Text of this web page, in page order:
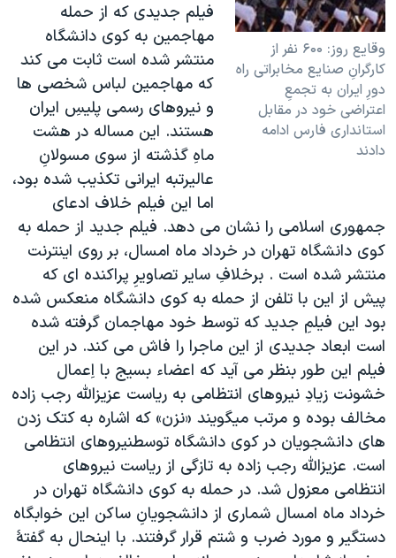
وقايع روز: ۶۰۰ نفر از
کارگرانِ صنايع مخابراتی راه
دورِ ايران به تجمعِ
اعتراضی خود در مقابل
استانداری فارس ادامه
دادند
فيلم جديدی که از حمله
مهاجمين به کوی دانشگاه
منتشر شده است ثابت می کند
که مهاجمين لباس شخصی ها
و نيروهای رسمی پليسِ ايران
هستند. اين مساله در هشت
ماهِ گذشته از سوی مسولانِ
عاليرتبه ايرانی تکذيب شده بود،
اما اين فيلم خلاف ادعای
جمهوری اسلامی را نشان می دهد. فيلم جديد از حمله به
کوی دانشگاه تهران در خرداد ماه امسال، بر روی اينترنت
منتشر شده است . برخلافِ ساير تصاويرِ پراکنده ای که
پيش از اين با تلفن از حمله به کوی دانشگاه منعکس شده
بود اين فيلمِ جديد که توسط خود مهاجمان گرفته شده
است ابعاد جديدی از اين ماجرا را فاش می کند. در اين
فيلم اين طور بنظر می آيد که اعضاء بسيج با اِعمال
خشونت زيادِ نيروهای انتظامی به رياست عزيزالله رجب زاده
مخالف بوده و مرتب میگويند «نزن» که اشاره به کتک زدن
های دانشجويان در کوی دانشگاه توسطنيروهای انتظامی
است. عزيزالله رجب زاده به تازگی از رياست نيروهای
انتظامی معزول شد. در حمله به کوی دانشگاه تهران در
خرداد ماه امسال شماری از دانشجويانِ ساکن اين خوابگاه
دستگير و مورد ضرب و شتم قرار گرفتند. با اينحال به گفتۀ